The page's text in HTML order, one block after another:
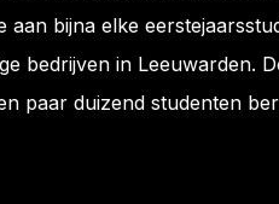
aan bijna elke
bedrijven in Leeuwarden.
paar duizend studenten